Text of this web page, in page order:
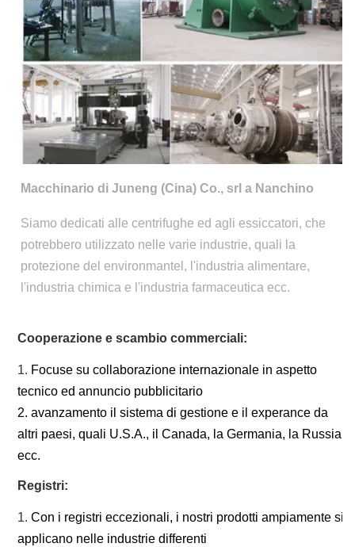
Macchinario di Juneng (Cina) Co., srl a Nanchino
Siamo dedicati alle centrifughe ed agli essiccatori, che
potrebbero utilizzato nelle varie industrie, quali la
protezione del environmantel, l'industria alimentare,
l'industria chimica e l'industria farmaceutica ecc.
Cooperazione e scambio commerciali:
1. Focuse su collaborazione internazionale in aspetto
tecnico ed annuncio pubblicitario
2. avanzamento il sistema di gestione e il experance da
altri paesi, quali U.S.A., il Canada, la Germania, la Russia
ecc.
Registri:
1. Con i registri eccezionali, i nostri prodotti ampiamente si
applicano nelle industrie differenti